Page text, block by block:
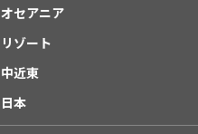
オセアニア
リゾート
中近東
日本